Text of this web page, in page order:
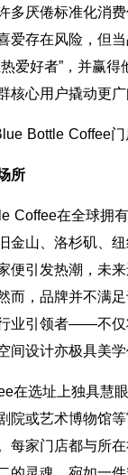
多厌倦标准化消费
爱存在风险，但
爱好者”，并赢得
核心用户撬动更广
所
Coffee在全球拥
金山、洛杉矶、
便引发热潮，未
而，品牌并不满足
业引领者——不仅
间设计亦极具美学
在选址上独具慧
院或艺术博物馆
每家门店都与所